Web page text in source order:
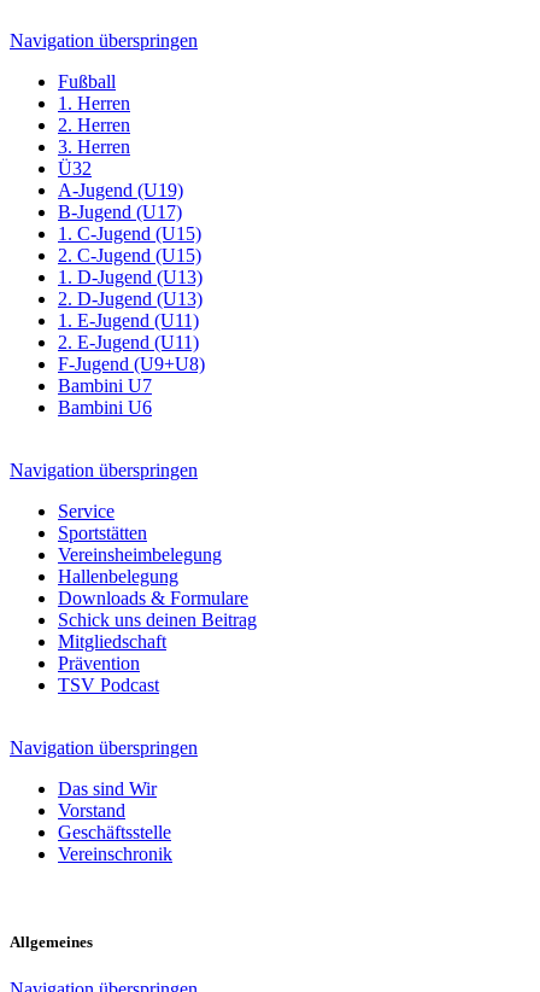
Navigation überspringen
Fußball
1. Herren
2. Herren
3. Herren
Ü32
A-Jugend (U19)
B-Jugend (U17)
1. C-Jugend (U15)
2. C-Jugend (U15)
1. D-Jugend (U13)
2. D-Jugend (U13)
1. E-Jugend (U11)
2. E-Jugend (U11)
F-Jugend (U9+U8)
Bambini U7
Bambini U6
Navigation überspringen
Service
Sportstätten
Vereinsheimbelegung
Hallenbelegung
Downloads & Formulare
Schick uns deinen Beitrag
Mitgliedschaft
Prävention
TSV Podcast
Navigation überspringen
Das sind Wir
Vorstand
Geschäftsstelle
Vereinschronik
Allgemeines